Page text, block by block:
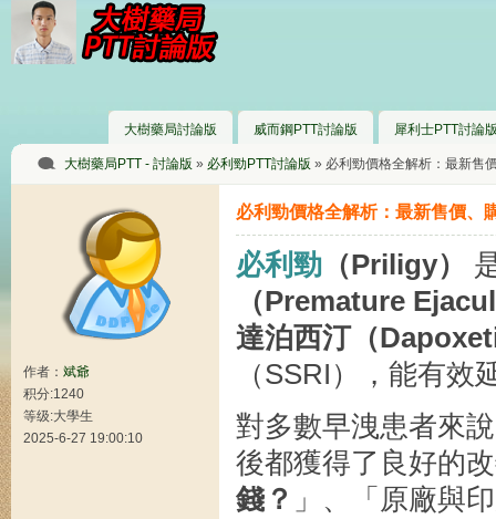
大樹藥局討論版 威而鋼PTT討論版 犀利士PTT討論
大樹藥局PTT - 討論版 » 必利勁PTT討論版 » 必利勁價格全解析：最新售
作者： 斌爺
积分:1240
等级:大學生
2025-6-27 19:00:10
必利勁價格全解析：最新售價、
必利勁 （Priligy）
（Premature
達泊西汀（
（SSRI），能有
對多數早洩患者來
後都獲得了良好的
錢？ 」、「原廠與